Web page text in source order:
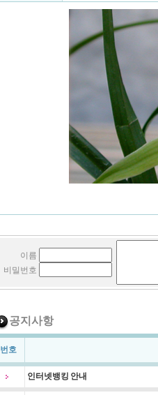
이름
비밀번호
공지사항
번호
인터넷뱅킹 안내